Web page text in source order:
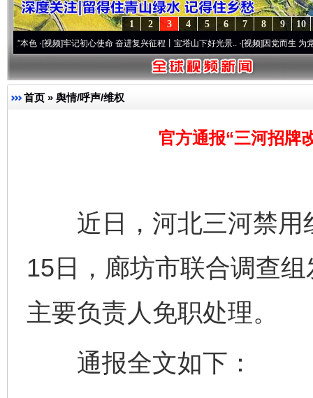
10
9
8
7
6
5
4
3
2
1
频]牢记初心使命 奋进复兴征程丨宝塔山下好光景..·[视频]因党而生 为党而战——百
首页 » 舆情/呼声/维权
官方通报“三河招牌
近日，河北三河禁用
15日，廊坊市联合调查
主要负责人免职处理。
通报全文如下：